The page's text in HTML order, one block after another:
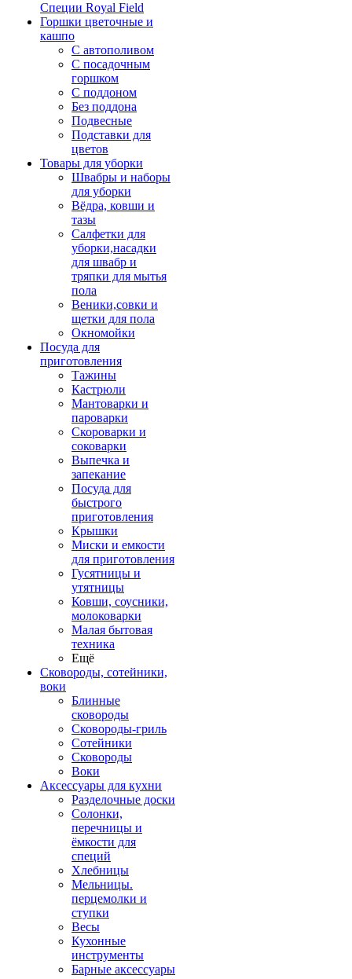
Специи Royal Field
Горшки цветочные и
кашпо
С автополивом
С посадочным
горшком
С поддоном
Без поддона
Подвесные
Подставки для
цветов
Товары для уборки
Швабры и наборы
для уборки
Вёдра, ковши и
тазы
Салфетки для
уборки,насадки
для швабр и
тряпки для мытья
пола
Веники,совки и
щетки для пола
Окномойки
Посуда для
приготовления
Тажины
Кастрюли
Мантоварки и
пароварки
Скороварки и
соковарки
Выпечка и
запекание
Посуда для
быстрого
приготовления
Крышки
Миски и емкости
для приготовления
Гусятницы и
утятницы
Ковши, соусники,
молоковарки
Малая бытовая
техника
Ещё
Сковороды, сотейники,
воки
Блинные
сковороды
Сковороды-гриль
Сотейники
Сковороды
Воки
Аксессуары для кухни
Разделочные доски
Солонки,
перечницы и
ёмкости для
специй
Хлебницы
Мельницы.
перцемолки и
ступки
Весы
Кухонные
инструменты
Барные аксессуары